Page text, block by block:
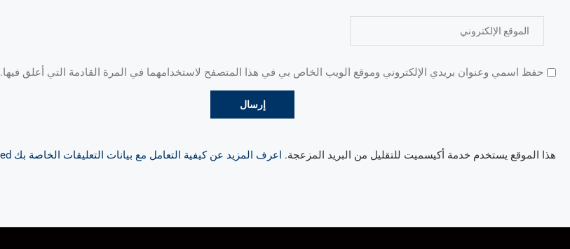
حفظ اسمي وعنوان بريدي الإلكتروني وموقع الويب الخاص بي في هذا المتصفح لاستخدامهما في المرة القادمة التي أعلق فيها.
هذا الموقع يستخدم خدمة أكيسميت للتقليل من البريد المزعجة. اعرف المزيد عن كيفية التعامل مع بيانات التعليقات الخاصة بك processed